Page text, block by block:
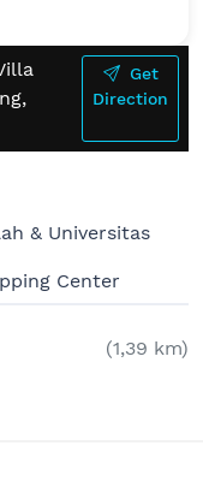
Get
Direction
& Universitas
Center
(1,39 km)